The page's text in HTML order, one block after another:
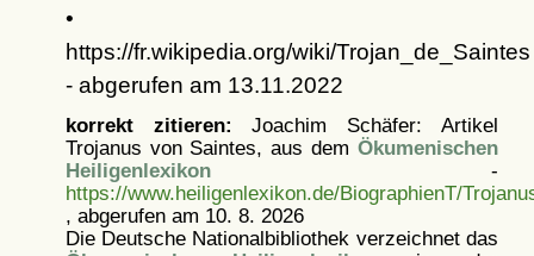
•
https://fr.wikipedia.org/wiki/Trojan_de_Saintes
- abgerufen am 13.11.2022
korrekt zitieren: Joachim Schäfer: Artikel
Trojanus von Saintes, aus dem Ökumenischen
Heiligenlexikon-
https://www.heiligenlexikon.de/BiographienT/
, abgerufen am 10. 8. 2026
Die Deutsche Nationalbibliothek verzeichnet das